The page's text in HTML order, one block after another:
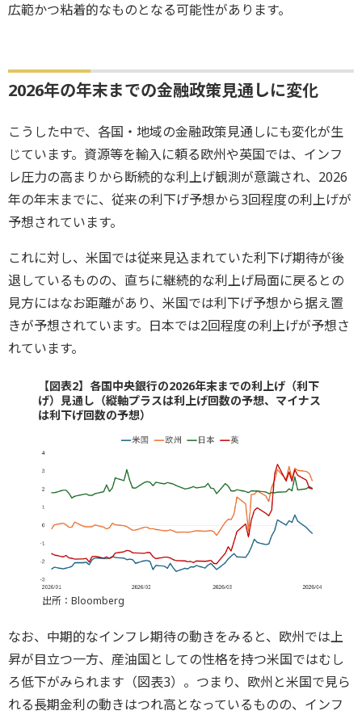
広範かつ粘着的なものとなる可能性があります。
2026年の年末までの金融政策見通しに変化
こうした中で、各国・地域の金融政策見通しにも変化が生
じています。資源等を輸入に頼る欧州や英国では、インフ
レ圧力の高まりから断続的な利上げ観測が意識され、2026
年の年末までに、従来の利下げ予想から3回程度の利上げが
予想されています。
これに対し、米国では従来見込まれていた利下げ期待が後
退しているものの、直ちに継続的な利上げ局面に戻るとの
見方にはなお距離があり、米国では利下げ予想から据え置
きが予想されています。日本では2回程度の利上げが予想さ
れています。
【図表2】各国中央銀行の2026年末までの利上げ（利下
げ）見通し（縦軸プラスは利上げ回数の予想、マイナス
は利下げ回数の予想）
出所：Bloomberg
なお、中期的なインフレ期待の動きをみると、欧州では上
昇が目立つ一方、産油国としての性格を持つ米国ではむし
ろ低下がみられます（図表3）。つまり、欧州と米国で見ら
れる長期金利の動きはつれ高となっているものの、インフ